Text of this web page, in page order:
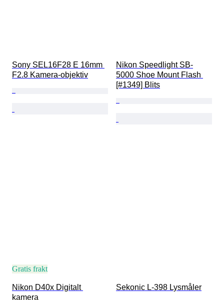
Sony SEL16F28 E 16mm
F2.8 Kamera-objektiv
Nikon Speedlight SB-
5000 Shoe Mount Flash
[#1349] Blits
Gratis frakt
Nikon D40x Digitalt
kamera
Sekonic L-398 Lysmåler